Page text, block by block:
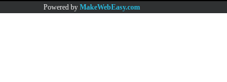
Powered by MakeWebEasy.com